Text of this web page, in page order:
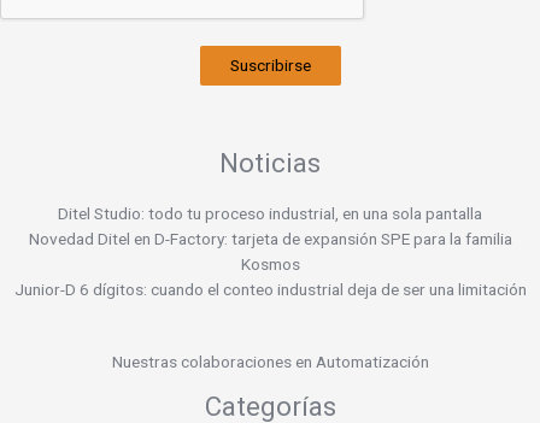
Suscribirse
Noticias
Ditel Studio: todo tu proceso industrial, en una sola pantalla
Novedad Ditel en D-Factory: tarjeta de expansión SPE para la familia
Kosmos
Junior-D 6 dígitos: cuando el conteo industrial deja de ser una limitación
Nuestras colaboraciones en Automatización
Categorías